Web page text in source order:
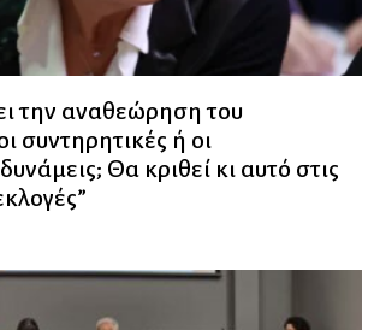
την αναθεώρηση του
συντηρητικές ή οι
Θα κριθεί κι αυτό στις